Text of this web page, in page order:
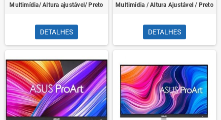
Multimídia/ Altura ajustável/ Preto
DETALHES
Multimídia / Altura Ajustável / Preto
DETALHES